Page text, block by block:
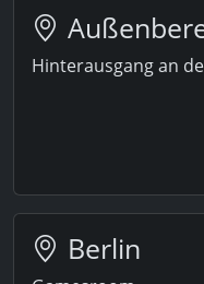
Hinterausgang an
Berlin